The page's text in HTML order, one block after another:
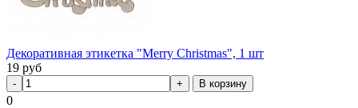
Декоративная этикетка "Merry Christmas", 1 шт
19 руб
В корзину
0